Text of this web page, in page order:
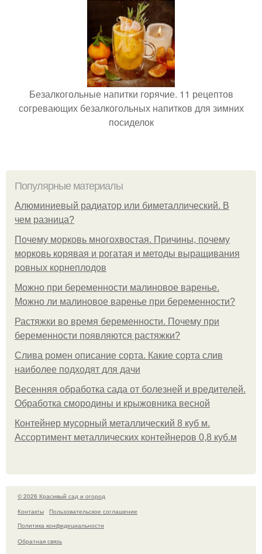
Безалкогольные напитки горячие. 11 рецептов
согревающих безалкогольных напитков для зимних
посиделок
Популярные материалы
Алюминиевый радиатор или биметаллический. В
чем разница?
Почему морковь многохвостая. Причины, почему
морковь корявая и рогатая и методы выращивания
ровных корнеплодов
Можно при беременности малиновое варенье.
Можно ли малиновое варенье при беременности?
Растяжки во время беременности. Почему при
беременности появляются растяжки?
Слива ромен описание сорта. Какие сорта слив
наиболее подходят для дачи
Весенняя обработка сада от болезней и вредителей.
Обработка смородины и крыжовника весной
Контейнер мусорный металлический 8 куб м.
Ассортимент металлических контейнеров 0,8 куб.м
© 2026 Красивый сад и огород
Контакты
Пользовательское соглашение
Политика конфидециальности
Обратная связь